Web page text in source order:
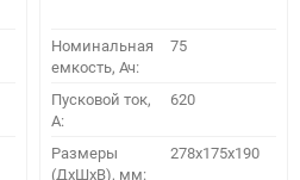
Номинальная
емкость, Ач:
75
Пусковой ток,
A:
620
Размеры
(ДхШхВ), мм:
278x175x190